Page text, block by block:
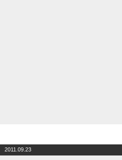
2011.09.23